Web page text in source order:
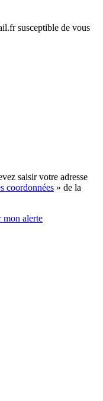
susceptible de vous
saisir votre adresse
coordonnées » de la
mon alerte